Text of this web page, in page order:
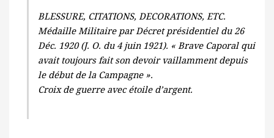
BLESSURE, CITATIONS, DECORATIONS, ETC.
Médaille Militaire par Décret présidentiel du 26
Déc. 1920 (J. O. du 4 juin 1921). « Brave Caporal qui
avait toujours fait son devoir vaillamment depuis
le début de la Campagne ».
Croix de guerre avec étoile d’argent.